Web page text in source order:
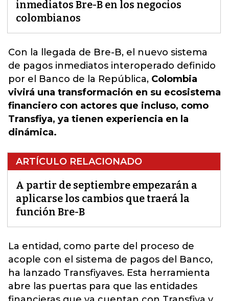
inmediatos Bre-B en los negocios
colombianos
Con la llegada de Bre-B, el nuevo sistema
de pagos inmediatos interoperado definido
por el Banco de la República, Colombia
vivirá una transformación en su ecosistema
financiero con actores que incluso, como
Transfiya, ya tienen experiencia en la
dinámica.
ARTÍCULO RELACIONADO
A partir de septiembre empezarán a
aplicarse los cambios que traerá la
función Bre-B
La entidad, como parte del proceso de
acople con el sistema de pagos del Banco,
ha lanzado Transfiyaves. Esta herramienta
abre las puertas para que las entidades